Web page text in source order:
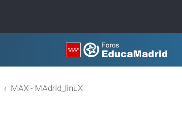
MAX - MAdrid_linuX